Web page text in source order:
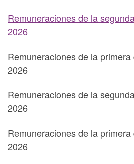
Remuneraciones de la
2026
Remuneraciones de la
2026
Remuneraciones de la
2026
Remuneraciones de la
2026